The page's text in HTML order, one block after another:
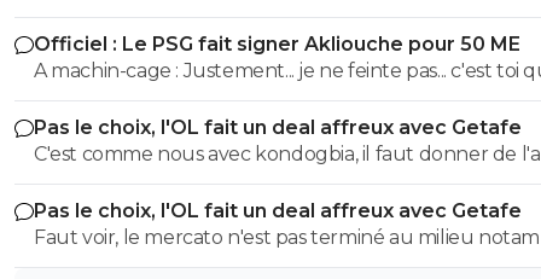
beaucoup ^^
Officiel : Le PSG fait signer Akliouche pour 50 ME
A machin-cage : Justement... je ne feinte pas... c'est toi qui ne
comprends pas les mots et qui les manipule. ^^
Pas le choix, l'OL fait un deal affreux avec Getafe
C'est comme nous avec kondogbia, il faut donner de
pour qu'il s'en aille 😂
Pas le choix, l'OL fait un deal affreux avec Getafe
Faut voir, le mercato n'est pas terminé au milieu